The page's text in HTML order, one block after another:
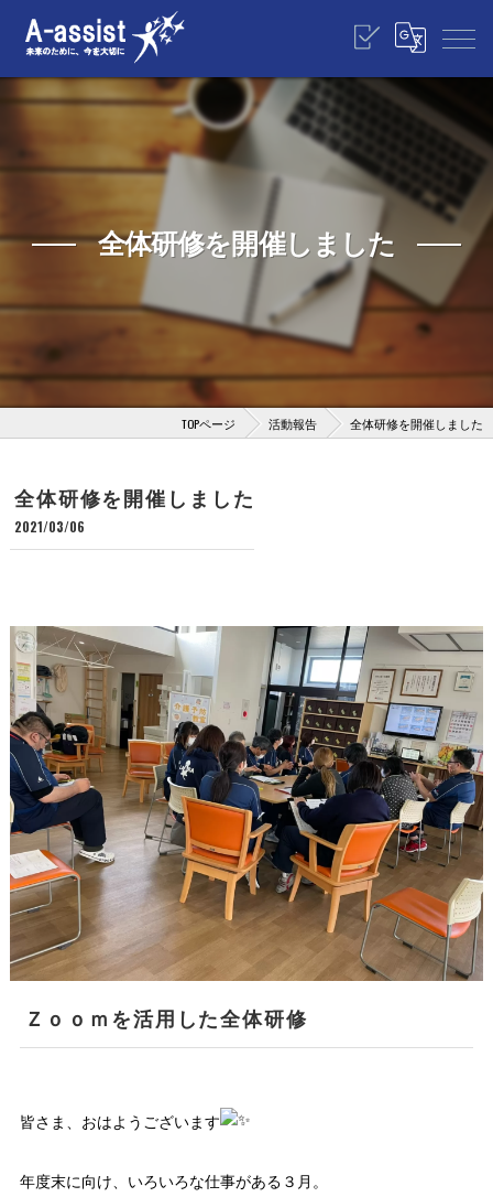
全体研修を開催しました
TOPページ 活動報告 全体研修を開催しました
全体研修を開催しました
2021/03/06
Ｚｏｏｍを活用した全体研修
皆さま、おはようございます
年度末に向け、いろいろな仕事がある３月。